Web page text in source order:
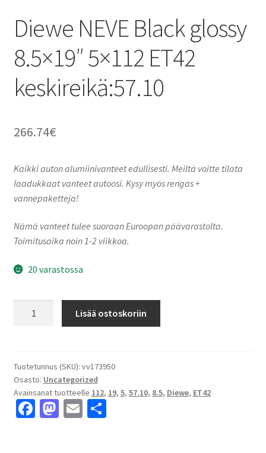
Diewe NEVE Black glossy
8.5×19″ 5×112 ET42
keskireikä:57.10
266.74€
Kaikki auton alumiinivanteet edullisesti. Meiltä voitte tilata
laadukkaat vanteet autoosi. Kysy myös rengas +
vannepaketteja!
Nämä vanteet tulee suoraan Euroopan päävarastolta.
Toimitusaika noin 1-2 viikkoa.
20 varastossa
8.5x19"
5x112
ET42
keskireikä:57.10
Lisää ostoskoriin
Tuotetunnus (SKU): vv173950
Osasto: Uncategorized
Avainsanat tuotteelle 112, 19, 5, 57.10, 8.5, Diewe, ET42
Fa M E S